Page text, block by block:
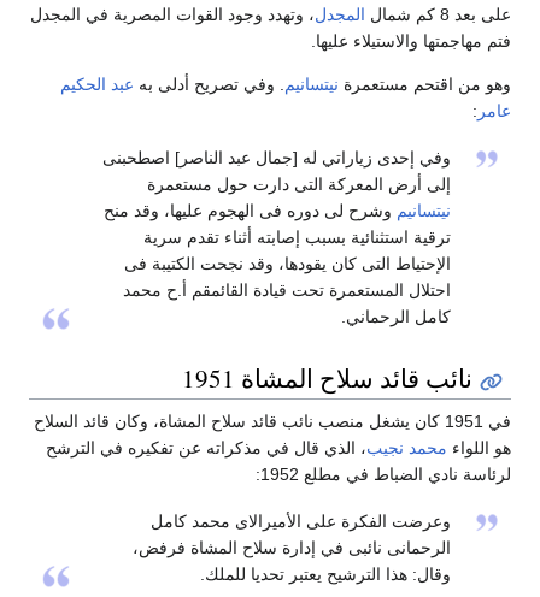
على بعد 8 كم شمال
المجدل، وتهدد وجود القوات المصرية في المجدل
فتم مهاجمتها والاستيلاء عليها.
وهو من اقتحم مستعمرة نيتسانيم . وفي تصريح أدلى به عبد الحكيم
عامر :
وفي إحدى زياراتي له [جمال عبد الناصر] اصطحبنى
إلى أرض المعركة التى دارت حول مستعمرة
نيتسانيم وشرح لى دوره فى الهجوم عليها، وقد منح
ترقية استثنائية بسبب إصابته أثناء تقدم سرية
الإحتياط التى كان يقودها، وقد نجحت الكتيبة فى
احتلال المستعمرة تحت قيادة القائمقم أ.ح محمد
كامل الرحماني.
نائب قائد سلاح المشاة 1951
في 1951 كان يشغل منصب نائب قائد سلاح المشاة، وكان قائد السلاح
هو اللواء محمد نجيب، الذي قال في مذكراته عن تفكيره في الترشح
لرئاسة نادي الضباط في مطلع 1952:
وعرضت الفكرة على الأميرالاى محمد كامل
الرحمانى نائبى في إدارة سلاح المشاة فرفض،
وقال: هذا الترشيح يعتبر تحديا للملك.